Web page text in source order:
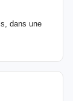
dans une